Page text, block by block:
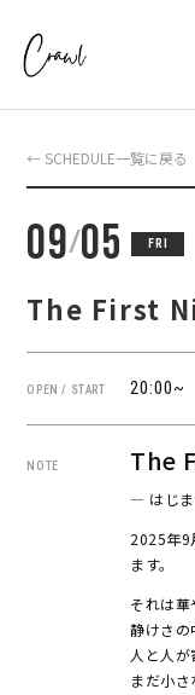
← SCHEDULE一覧に戻る
09/05 FRI
The First
OPEN / START 20:00~
NOTE The
— はじ
2025年9
ます。
それは華
静けさの
人と人が
まだ小さ